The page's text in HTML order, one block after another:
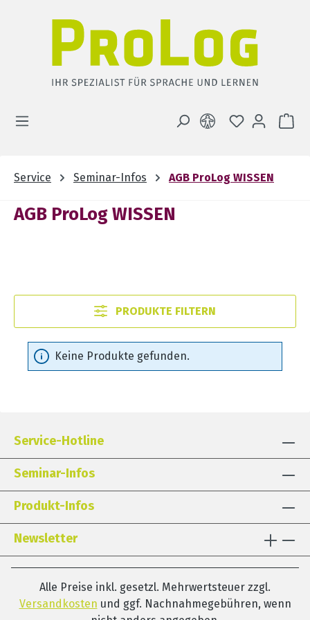
DU HAST 0
Service Seminar-Infos AGB ProLog WISSEN
AGB ProLog WISSEN
PRODUKTE FILTERN
Keine Produkte gefunden.
Service-Hotline
Seminar-Infos
Produkt-Infos
Newsletter
Alle Preise inkl. gesetzl. Mehrwertsteuer zzgl.
Versandkosten und ggf. Nachnahmegebühren, wenn